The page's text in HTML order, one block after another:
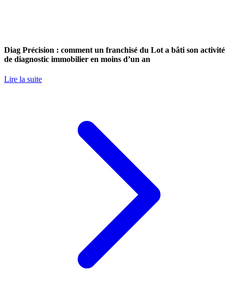
Diag Précision : comment un franchisé du Lot a bâti son activité
de diagnostic immobilier en moins d’un an
Lire la suite